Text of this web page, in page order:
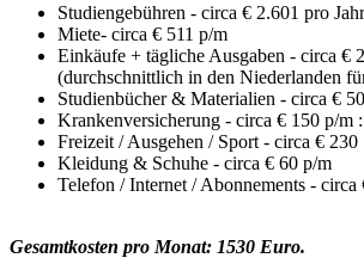
Studiengebühren - circa € 2.601 pro
Miete- circa € 511 p/m
Einkäufe + tägliche Ausgaben - circa €
(durchschnittlich in den Niederlanden
Studienbücher & Materialien - circa €
Krankenversicherung - circa € 150 p/m :
Freizeit / Ausgehen / Sport - circa €
Kleidung & Schuhe - circa € 60 p/m
Telefon / Internet / Abonnements - circa
Gesamtkosten pro Monat: 1530 Euro.